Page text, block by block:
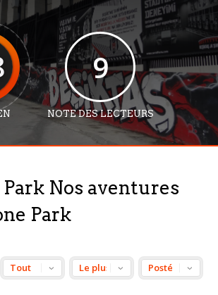
9
NOTE DES LECTEURS
Nos aventures
Park